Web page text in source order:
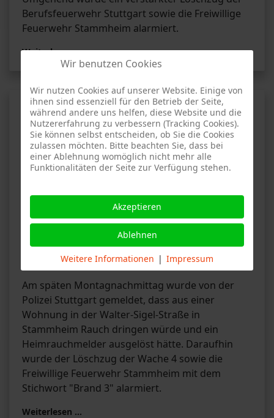
Berufsfeuerwehr Stuttgart sowie die Freiwillige
Feuerwehr Stammheim alarmiert.
Weiterlesen …
Brand 3 - Walter-Sigel-Straße,
Stuttgart-Stammheim
Bericht der Feuerwehr Stuttgart-Stammheim
vom 12.06.2023
Rauch aus Wohnung - Heimrauchmelder
ausgelöst
Am späten Montagnachmittag wurde von der
Polizei Stuttgart gemeldet, dass aus einer
Wohnung in der Walter-Sigel-Straße in
Stammheim Rauch dringen würde und ein
Heimrauchmelder ausgelöst hätte. Daraufhin
wurde der Löschzug der Wache 4 sowie die
Freiwillige Feuerwehr Stammheim mit dem
Stichwort "Brand 3" alarmiert.
Weiterlesen …
Wir benutzen Cookies
Wir nutzen Cookies auf unserer Website. Einige von
ihnen sind essenziell für den Betrieb der Seite,
während andere uns helfen, diese Website und die
Nutzererfahrung zu verbessern (Tracking Cookies).
Sie können selbst entscheiden, ob Sie die Cookies
zulassen möchten. Bitte beachten Sie, dass bei
einer Ablehnung womöglich nicht mehr alle
Funktionalitäten der Seite zur Verfügung stehen.
Akzeptieren
Ablehnen
Weitere Informationen | Impressum